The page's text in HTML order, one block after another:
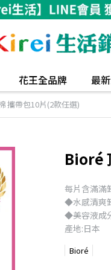
花王全品牌 最
攜帶包10片(2款任選)
Bioré
每片含滿滿
◆水感清爽
◆美容液成
產地:日本
Bioré